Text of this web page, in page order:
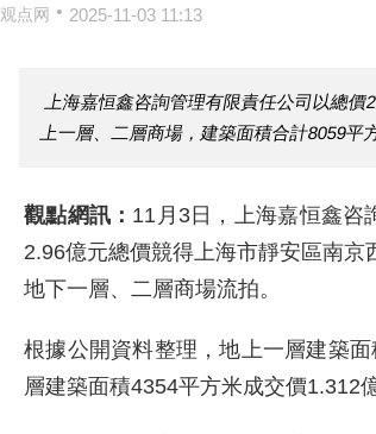
观点网 • 2025-11-03 11:13
上海嘉恒鑫咨詢管理有限責任公司以總
上一層、二層商場，建築面積合計8059平
觀點網訊： 11月3日，上海嘉恒鑫咨
2.96億元總價競得上海市靜安區南京
地下一層、二層商場流拍。
根據公開資料整理，地上一層建築
層建築面積4354平方米成交價1.312